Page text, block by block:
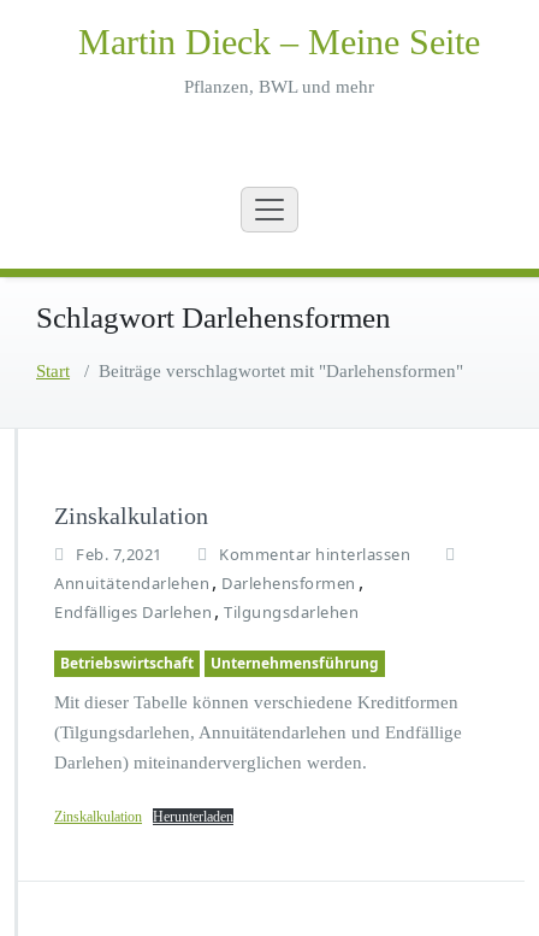
Martin Dieck – Meine Seite
Pflanzen, BWL und mehr
Schlagwort Darlehensformen
Start / Beiträge verschlagwortet mit "Darlehensformen"
Zinskalkulation
Feb. 7,2021
Kommentar hinterlassen
Annuitätendarlehen , Darlehensformen ,
Endfälliges Darlehen , Tilgungsdarlehen
Betriebswirtschaft Unternehmensführung
Mit dieser Tabelle können verschiedene Kreditformen
(Tilgungsdarlehen, Annuitätendarlehen und Endfällige
Darlehen) miteinanderverglichen werden.
Zinskalkulation Herunterladen